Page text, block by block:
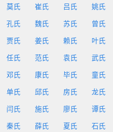
莫氏 崔氏 吕氏 姚氏
孔氏 魏氏 苏氏 曾氏
贾氏 姜氏 赖氏 叶氏
任氏 范氏 袁氏 武氏
邓氏 康氏 毕氏 童氏
单氏 邱氏 房氏 龙氏
闫氏 施氏 廖氏 谭氏
秦氏 薛氏 夏氏 石氏